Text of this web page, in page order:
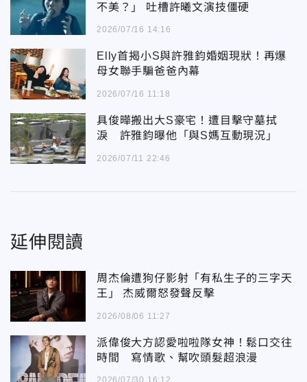
不美？」 吐槽許曦文演技僵硬
2026/07/16 14:16
Elly首揭小S與許雅鈞婚姻現狀！再爆
母女聯手騙爸爸內幕
2026/07/16 11:18
具俊曄搬出大S豪宅！遭目擊守墓拭
淚 許雅鈞曝他「與S媽互動現況」
2026/07/11 22:46
延伸閱讀
周杰倫遭狗仔影射「有私生子的三字天
王」 杰威爾怒發聲反擊
2026/08/06 11:27
派偉俊大方認愛啦啦隊女神！鬆口交往
時間 寫情歌、幫吹頭髮超浪漫